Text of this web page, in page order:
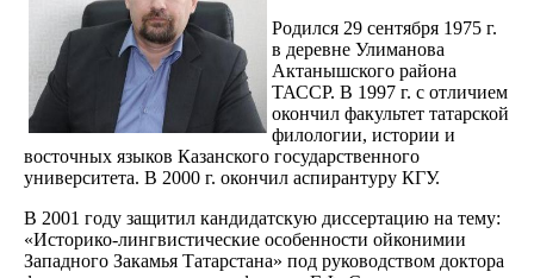
Родился 29 сентября 1975 г.
в деревне Улиманова
Актанышского района
ТАССР. В 1997 г. с отличием
окончил факультет татарской
филологии, истории и
восточных языков Казанского государственного
университета. В 2000 г. окончил аспирантуру КГУ.
В 2001 году защитил кандидатскую диссертацию на тему:
«Историко-лингвистические особенности ойконимии
Западного Закамья Татарстана» под руководством доктора